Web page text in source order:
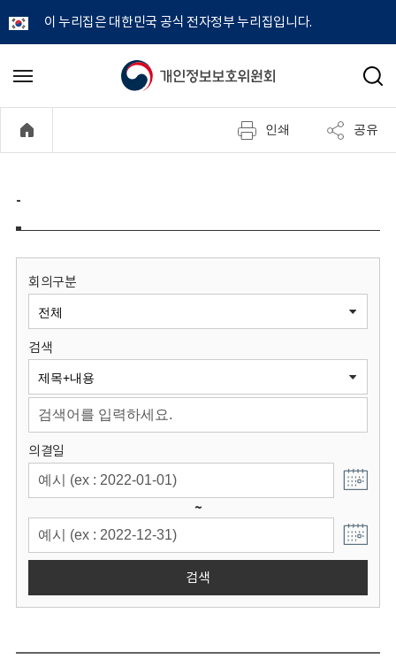
이 누리집은 대한민국 공식 전자정부 누리집입니다.
개
정
보
원
회
메
기
검
인쇄 공유
-
회의구분
검색
의결일
~
검색